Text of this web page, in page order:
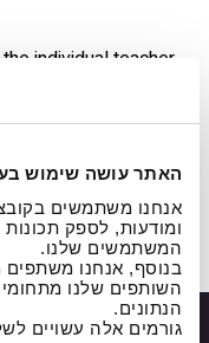
האתר עושה שימוש
ומודעות, לספק
המשתמשים שלנו.
בנוסף, אנחנו
השותפים שלנו
הנתונים.
גורמים אלה עשויים
individual teacher
in different styles